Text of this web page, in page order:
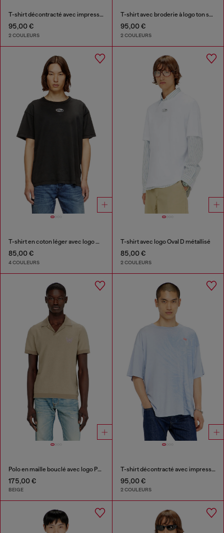
T-shirt décontracté avec impressions pigmentaires
95,00 €
2 COULEURS
T-shirt avec broderie à logo ton sur ton
95,00 €
2 COULEURS
T-shirt en coton léger avec logo Ovale D métallisé
85,00 €
4 COULEURS
T-shirt avec logo Oval D métallisé
85,00 €
2 COULEURS
Polo en maille bouclé avec logo Phoenix
175,00 €
BEIGE
T-shirt décontracté avec impressions pigmentaires
95,00 €
2 COULEURS